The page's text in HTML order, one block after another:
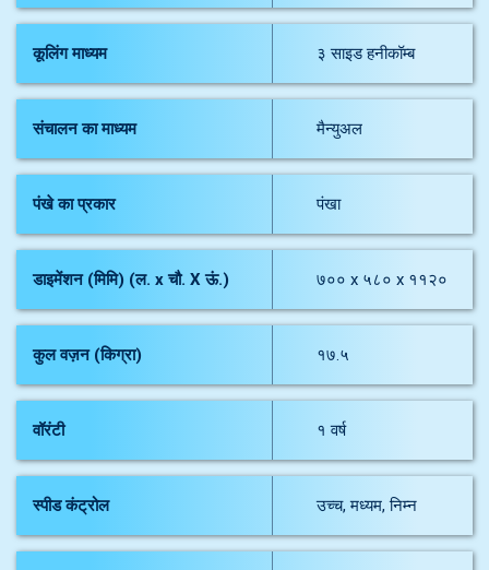
कूलिंग माध्यम ३ साइड हनीकॉम्ब
संचालन का माध्यम मैन्युअल
पंखे का प्रकार पंखा
डाइमेंशन (मिमि) (ल. x चौ. X ऊं.) ७०० x ५८० x ११२०
कुल वज़न (किग्रा) १७.५
वॉरंटी १ वर्ष
स्पीड कंट्रोल उच्च, मध्यम, निम्न